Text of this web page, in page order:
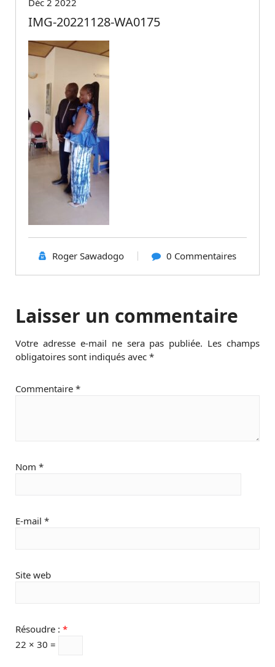
IMG-20221128-WA0175
Roger Sawadogo 0 Commentaires
Laisser un commentaire
Votre adresse e-mail ne sera pas publiée. Les champs
obligatoires sont indiqués avec *
Commentaire *
Nom *
E-mail *
Site web
Résoudre : *
22 × 30 =